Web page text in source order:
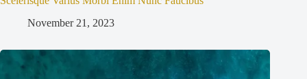
November 21, 2023